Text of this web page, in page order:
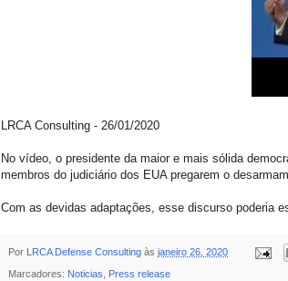
LRCA Consulting - 26/01/2020
No vídeo, o presidente da maior e mais sólida
membros do judiciário dos EUA pregarem o
Com as devidas adaptações, esse discurso poderia
Por LRCA Defense Consulting às janeiro 26, 2020
Marcadores: Noticias, Press release